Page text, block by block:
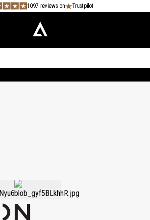
1097 reviews on Trustpilot